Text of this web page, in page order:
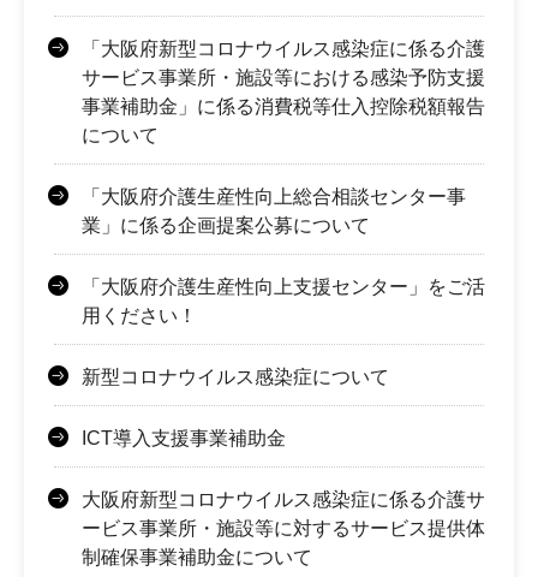
「大阪府新型コロナウイルス感染症に係る介護
サービス事業所・施設等における感染予防支援
事業補助金」に係る消費税等仕入控除税額報告
について
「大阪府介護生産性向上総合相談センター事
業」に係る企画提案公募について
「大阪府介護生産性向上支援センター」をご活
用ください！
新型コロナウイルス感染症について
ICT導入支援事業補助金
大阪府新型コロナウイルス感染症に係る介護サ
ービス事業所・施設等に対するサービス提供体
制確保事業補助金について